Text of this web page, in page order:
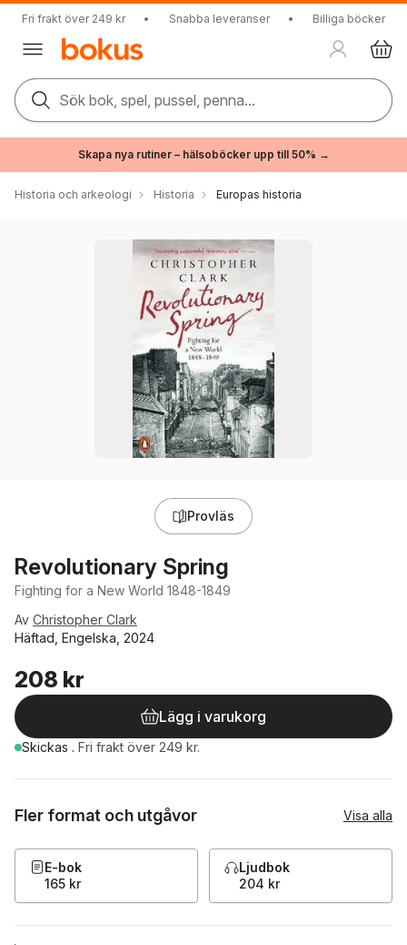
Fri frakt över 249 kr • Snabba leveranser • Billiga böcker
Sök bok, spel, pussel, penna...
Skapa nya rutiner – hälsoböcker upp till 50% →
Historia och arkeologi Historia Europas historia
Provläs
Revolutionary Spring
Fighting for a New World 1848-1849
Av Christopher Clark
Häftad, Engelska, 2024
208 kr
Lägg i varukorg
Skickas . Fri frakt över 249 kr.
Fler format och utgåvor Visa alla
E-bok
165 kr
Ljudbok
204 kr